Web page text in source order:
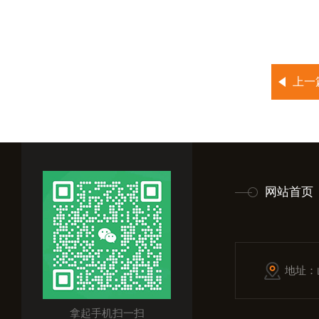
上
拿起手机扫一扫
网站首页
地址